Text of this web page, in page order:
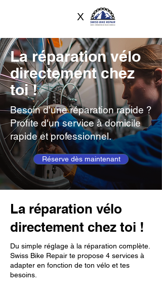
X
La réparation vélo
directement chez
toi !
Besoin d'une réparation rapide ?
Profite d'un service à domicile
rapide et professionnel.
Réserve dès maintenant
La réparation vélo
directement chez toi !
Du simple réglage à la réparation complète.
Swiss Bike Repair te propose 4 services à
adapter en fonction de ton vélo et tes
besoins.